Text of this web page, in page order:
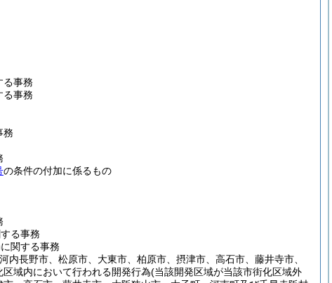
る事務
る事務
務
の条件の付加に係るもの
る事務
に関する事務
長野市、松原市、大東市、柏原市、摂津市、高石市、藤井寺市、
域内において行われる開発行為(当該開発区域が当該市街化区域外